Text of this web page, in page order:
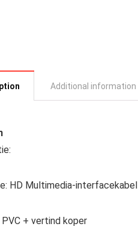
Additional information
HD Multimedia-interfacekabel
+ vertind koper